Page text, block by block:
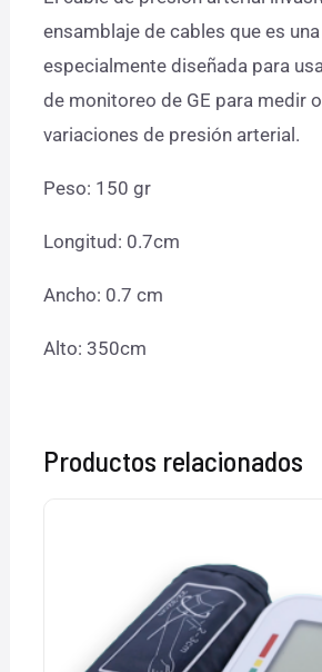
ensamblaje de cables que es una
especialmente diseñada para
de monitoreo de GE para medir
variaciones de presión arterial.
Peso: 150 gr
Longitud: 0.7cm
Ancho: 0.7 cm
Alto: 350cm
Productos relacionados